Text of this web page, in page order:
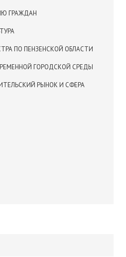
ГРАЖДАН
ПО ПЕНЗЕНСКОЙ ОБЛАСТИ
ГОРОДСКОЙ СРЕДЫ
РЫНОК И СФЕРА